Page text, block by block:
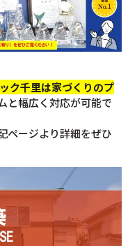
ク千里は家づくりのプ
と幅広く対応が可能で
ページより詳細をぜひ